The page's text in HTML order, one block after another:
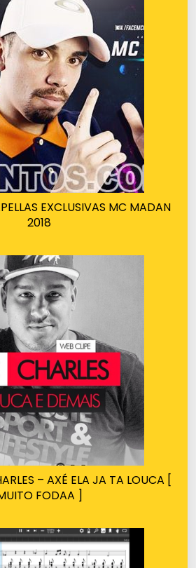
EXCLUSIVAS MC MADAN
2018
– AXÉ ELA JA TA LOUCA [
FODAA ]